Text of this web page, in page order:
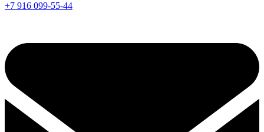
+7 916 099-55-44